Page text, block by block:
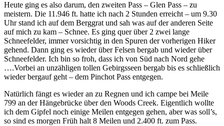
Heute ging es also darum, den zweiten Pass – Glen Pass – zu
meistern. Die 11.946 ft. hatte ich nach 2 Stunden erreicht – um 9.30
Uhr stand ich auf dem Berggrat und sah was auf der anderen Seite
auf mich zu kam – Schnee. Es ging quer über 2 zwei lange
Schneefelder, immer vorsichtig in den Spuren der vorherigen Hiker
gehend. Dann ging es wieder über Felsen bergab und wieder über
Schneefelder. Ich bin so froh, dass ich von Süd nach Nord gehe
….Vorbei an unzähligen tollen Gebirgsseen bergab bis es schließlich
wieder bergauf geht – dem Pinchot Pass entgegen.
Natürlich fängt es wieder an zu Regnen und ich campe bei Meile
799 an der Hängebrücke über den Woods Creek. Eigentlich wollte
ich dem Gipfel noch einige Meilen entgegen gehen, aber was soll’s,
so sind es morgen Früh halt 8 Meilen und 2.400 ft. zum Pass.